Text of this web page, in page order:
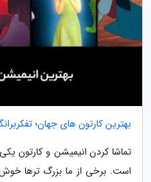
بهترین کارتون های جهان؛
تماشا کردن انیمیشن و کارتون
است. برخی از ما بزرگ ترها